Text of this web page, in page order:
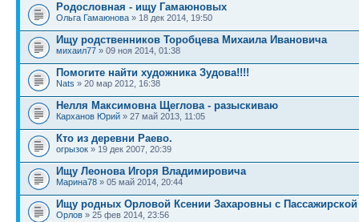
Родословная - ищу Гамаюновых
Ольга Гамаюнова » 18 дек 2014, 19:50
Ищу родственников Торобцева Михаила Ивановича
михаил77 » 09 ноя 2014, 01:38
Помогите найти художника Зудова!!!!
Nats » 20 мар 2012, 16:38
Нелля Максимовна Щеглова - разыскиваю
Карханов Юрий » 27 май 2013, 11:05
Кто из деревни Раево.
огрызок » 19 дек 2007, 20:39
Ищу Леонова Игоря Владимировича
Марина78 » 05 май 2014, 20:44
Ищу родных Орловой Ксении Захаровны с Пассажирской
Орлов » 25 фев 2014, 23:56